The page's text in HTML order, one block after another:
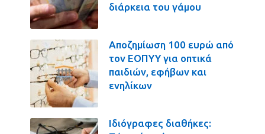
διάρκεια του γάμου
Αποζημίωση 100 ευρώ από
τον ΕΟΠΥΥ για οπτικά
παιδιών, εφήβων και
ενηλίκων
Ιδιόγραφες διαθήκες: